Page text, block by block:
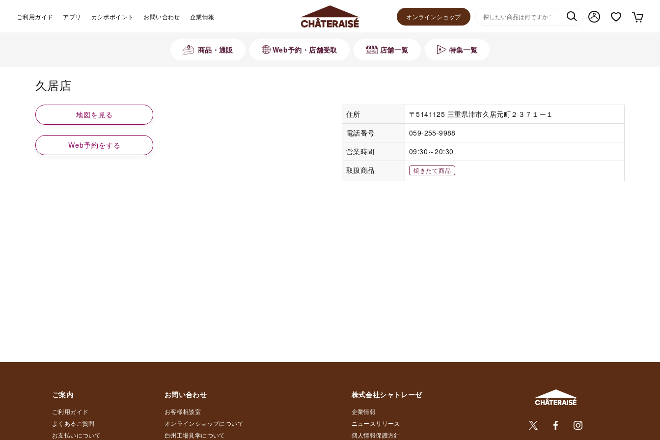
ご利用ガイド アプリ カシポポイント お問い合わせ 企業情報 オンラインショップ
商品・通販 Web予約・店舗受取 店舗一覧 特集一覧
久居店
住所
〒5141125 三重県津市久居元町２３７１ー１
電話番号
059-255-9988
営業時間
09:30～20:30
取扱商品
焼きたて商品
地図を見る
Web予約をする
ご案内
ご利用ガイド
よくあるご質問
お支払いについて
お問い合わせ
お客様相談室
オンラインショップについて
白州工場見学について
株式会社シャトレーゼ
企業情報
ニュースリリース
個人情報保護方針